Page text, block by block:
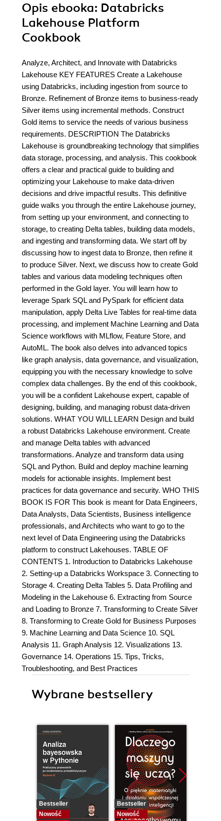
Opis ebooka: Databricks
Lakehouse Platform
Cookbook
Analyze, Architect, and Innovate with Databricks
Lakehouse KEY FEATURES Create a Lakehouse
using Databricks, including ingestion from source to
Bronze. Refinement of Bronze items to business-ready
Silver items using incremental methods. Construct
Gold items to service the needs of various business
requirements. DESCRIPTION The Databricks
Lakehouse is groundbreaking technology that simplifies
data storage, processing, and analysis. This cookbook
offers a clear and practical guide to building and
optimizing your Lakehouse to make data-driven
decisions and drive impactful results. This definitive
guide walks you through the entire Lakehouse journey,
from setting up your environment, and connecting to
storage, to creating Delta tables, building data models,
and ingesting and transforming data. We start off by
discussing how to ingest data to Bronze, then refine it
to produce Silver. Next, we discuss how to create Gold
tables and various data modeling techniques often
performed in the Gold layer. You will learn how to
leverage Spark SQL and PySpark for efficient data
manipulation, apply Delta Live Tables for real-time data
processing, and implement Machine Learning and Data
Science workflows with MLflow, Feature Store, and
AutoML. The book also delves into advanced topics
like graph analysis, data governance, and visualization,
equipping you with the necessary knowledge to solve
complex data challenges. By the end of this cookbook,
you will be a confident Lakehouse expert, capable of
designing, building, and managing robust data-driven
solutions. WHAT YOU WILL LEARN Design and build
a robust Databricks Lakehouse environment. Create
and manage Delta tables with advanced
transformations. Analyze and transform data using
SQL and Python. Build and deploy machine learning
models for actionable insights. Implement best
practices for data governance and security. WHO THIS
BOOK IS FOR This book is meant for Data Engineers,
Data Analysts, Data Scientists, Business intelligence
professionals, and Architects who want to go to the
next level of Data Engineering using the Databricks
platform to construct Lakehouses. TABLE OF
CONTENTS 1. Introduction to Databricks Lakehouse
2. Setting-up a Databricks Workspace 3. Connecting to
Storage 4. Creating Delta Tables 5. Data Profiling and
Modeling in the Lakehouse 6. Extracting from Source
and Loading to Bronze 7. Transforming to Create Silver
8. Transforming to Create Gold for Business Purposes
9. Machine Learning and Data Science 10. SQL
Analysis 11. Graph Analysis 12. Visualizations 13.
Governance 14. Operations 15. Tips, Tricks,
Troubleshooting, and Best Practices
Wybrane bestsellery
Bestseller
Nowość
Bestseller
Nowość